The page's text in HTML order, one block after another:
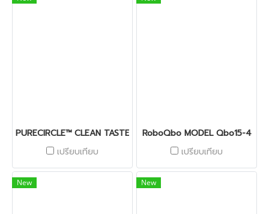
PURECIRCLE™ CLEAN TASTE SOLUTIONS
เปรียบเทียบ
RoboQbo MODEL Qbo15-4
เปรียบเทียบ
New New